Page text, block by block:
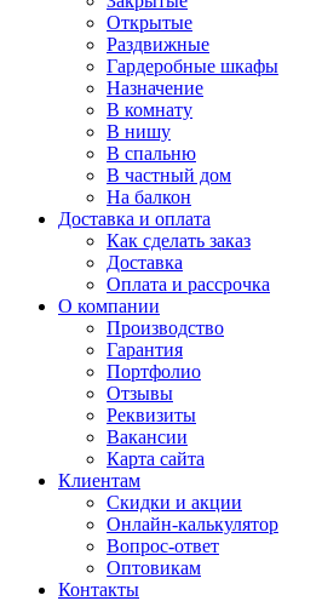
Открытые
Раздвижные
Гардеробные шкафы
Назначение
В комнату
В нишу
В спальню
В частный дом
На балкон
Доставка и оплата
Как сделать заказ
Доставка
Оплата и рассрочка
О компании
Производство
Гарантия
Портфолио
Отзывы
Реквизиты
Вакансии
Карта сайта
Клиентам
Скидки и акции
Онлайн-калькулятор
Вопрос-ответ
Оптовикам
Контакты